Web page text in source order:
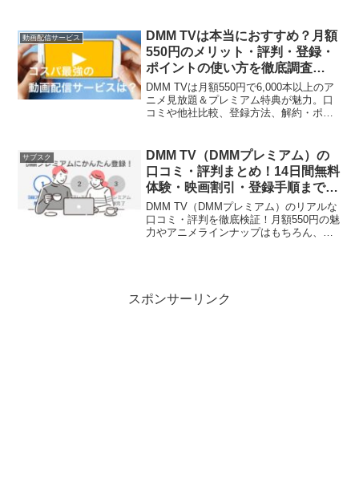
の格安サービスの全貌を解説！
動画配信サービス
DMM TVは本当におすすめ？月額
550円のメリット・評判・登録・
ポイントの使い方を徹底調査
【2025年最新版】
DMM TVは月額550円で6,000本以上のア
ニメ見放題＆プレミアム特典が魅力。口
コミや他社比較、登録方法、解約・ポイ
サブスク
DMM TV（DMMプレミアム）の
口コミ・評判まとめ！14日間無料
体験・映画割引・登録手順まで徹
底解説
DMM TV（DMMプレミアム）のリアルな
口コミ・評判を徹底検証！月額550円の魅
力やアニメラインナップはもちろん、ア
スポンサーリンク